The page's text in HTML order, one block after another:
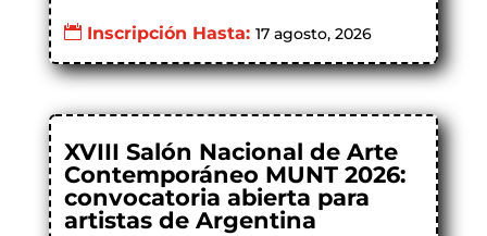
Inscripción Hasta: 17 agosto, 2026
XVIII Salón Nacional de Arte
Contemporáneo MUNT 2026:
convocatoria abierta para
artistas de Argentina